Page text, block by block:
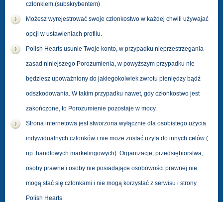
członkiem.(subskrybentem)
Możesz wyrejestrować swoje członkostwo w każdej chwili używajać
opcji w ustawieniach profilu.
Polish Hearts usunie Twoje konto, w przypadku nieprzestrzegania
zasad niniejszego Porozumienia, w powyższym przypadku nie
będziesz upoważniony do jakiegokolwiek zwrotu pieniędzy bądź
odszkodowania. W takim przypadku nawet, gdy członkostwo jest
zakończone, to Porozumienie pozostaje w mocy.
Strona internetowa jest stworzona wyłącznie dla osobistego użycia
indywidualnych członków i nie może zostać użyta do innych celów (
np. handlowych marketingowych). Organizacje, przedsiębiorstwa,
osoby prawne i osoby nie posiadające osobowości prawnej nie
mogą stać się członkami i nie mogą korzystać z serwisu i strony
Polish Hearts